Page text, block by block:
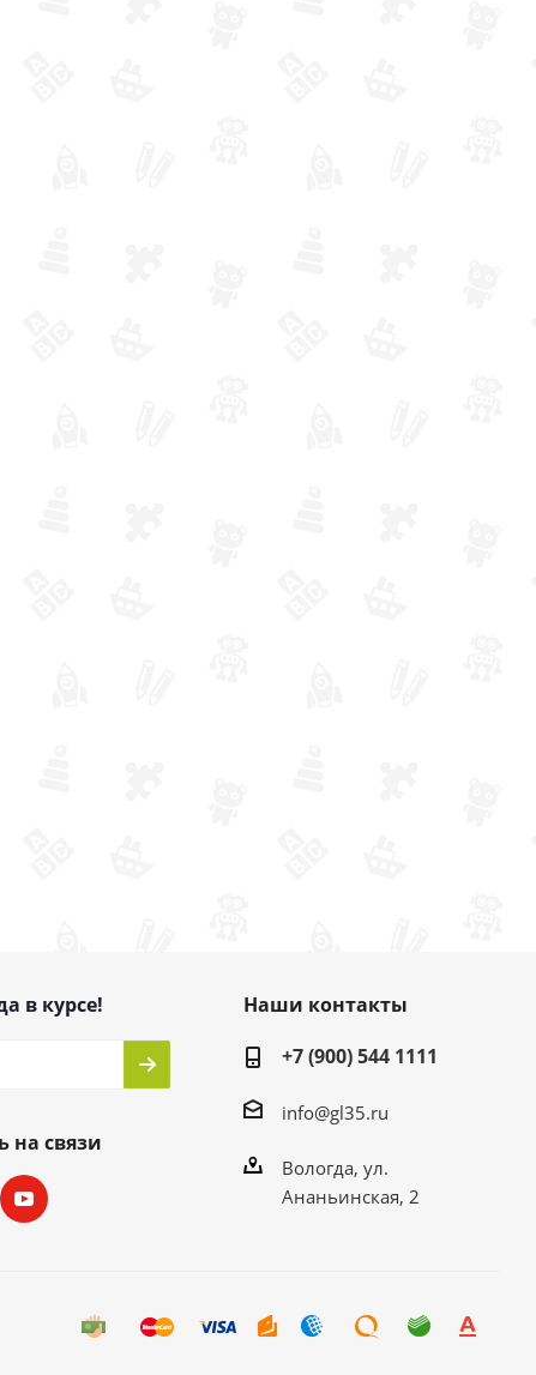
в курсе!
на связи
Наши контакты
+7 (900) 544 1111
info@gl35.ru
Вологда, ул.
Ананьинская, 2